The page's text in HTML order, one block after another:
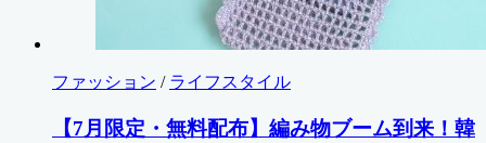
ファッション / ライフスタイル
【7月限定・無料配布】編み物ブーム到来！韓